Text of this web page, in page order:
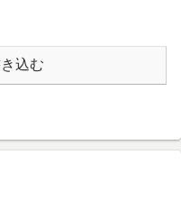
込む